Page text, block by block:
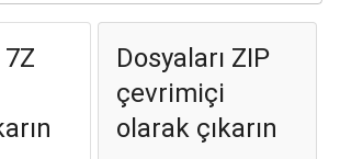
7Z
Dosyaları ZIP
çevrimiçi
olarak çıkarın